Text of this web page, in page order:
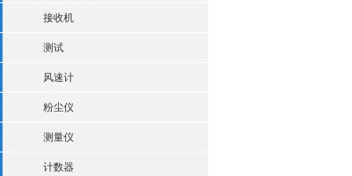
接收机
测试
风速计
粉尘仪
测量仪
计数器